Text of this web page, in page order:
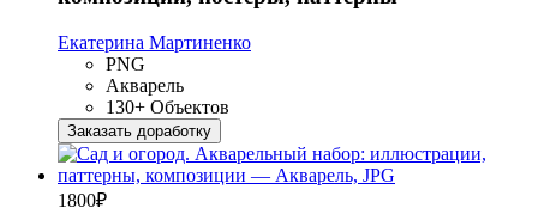
Екатерина Мартиненко
PNG
Акварель
130+ Объектов
Заказать доработку
1800₽